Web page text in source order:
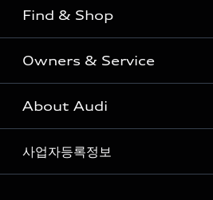
SUV
Coupe
S range
e-tron
Find & Shop
전시장/AAP 전시장/AS센터
아우디 신차 재고
아우디 모델 비교하기
아우디 공식 인증 중고차
Owners & Service
고객안내
Audi Connect
myAudiworld
About Audi
아우디 브랜드
사업자등록정보